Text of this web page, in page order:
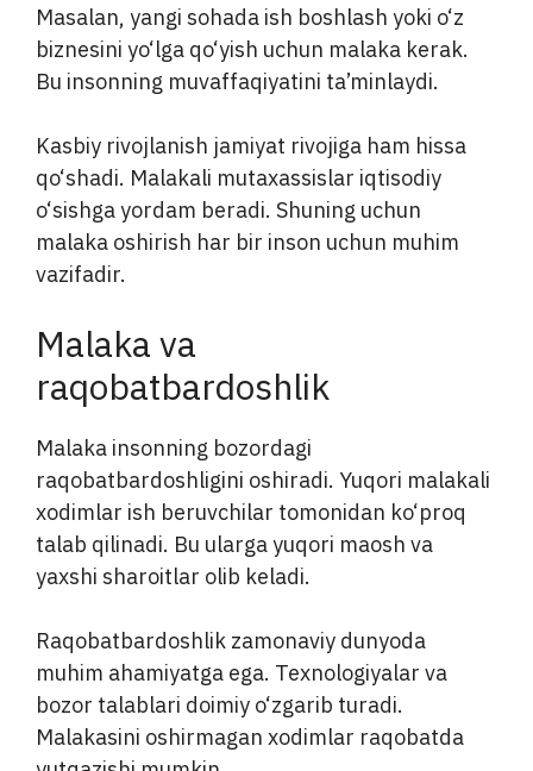
Masalan, yangi sohada ish boshlash yoki o‘z
biznesini yo‘lga qo‘yish uchun malaka kerak.
Bu insonning muvaffaqiyatini ta’minlaydi.
Kasbiy rivojlanish jamiyat rivojiga ham hissa
qo‘shadi. Malakali mutaxassislar iqtisodiy
o‘sishga yordam beradi. Shuning uchun
malaka oshirish har bir inson uchun muhim
vazifadir.
Malaka va
raqobatbardoshlik
Malaka insonning bozordagi
raqobatbardoshligini oshiradi. Yuqori malakali
xodimlar ish beruvchilar tomonidan ko‘proq
talab qilinadi. Bu ularga yuqori maosh va
yaxshi sharoitlar olib keladi.
Raqobatbardoshlik zamonaviy dunyoda
muhim ahamiyatga ega. Texnologiyalar va
bozor talablari doimiy o‘zgarib turadi.
Malakasini oshirmagan xodimlar raqobatda